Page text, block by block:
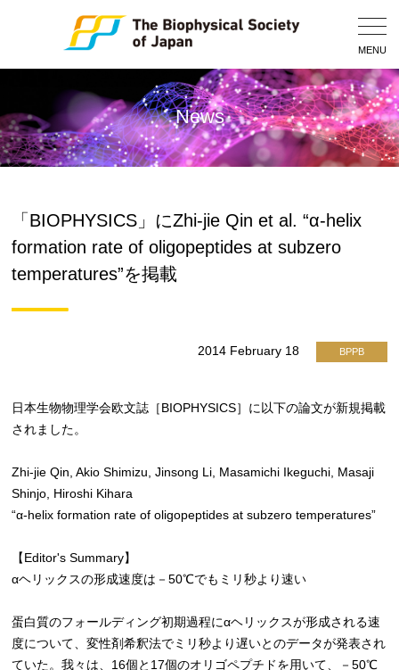
MENU
News
「BIOPHYSICS」にZhi-jie Qin et al. “α-helix
formation rate of oligopeptides at subzero
temperatures”を掲載
2014 February 18 BPPB
日本生物物理学会欧文誌［BIOPHYSICS］に以下の論文が新規掲載
されました。
Zhi-jie Qin, Akio Shimizu, Jinsong Li, Masamichi Ikeguchi, Masaji
Shinjo, Hiroshi Kihara
“α-helix formation rate of oligopeptides at subzero temperatures”
【Editor's Summary】
αヘリックスの形成速度は－50℃でもミリ秒より速い
蛋白質のフォールディング初期過程にαヘリックスが形成される速
度について、変性剤希釈法でミリ秒より遅いとのデータが発表され
ていた。我々は、16個と17個のオリゴペプチドを用いて、－50℃